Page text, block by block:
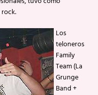
Los
teloneros
Family
Team (La
Grunge
Band +